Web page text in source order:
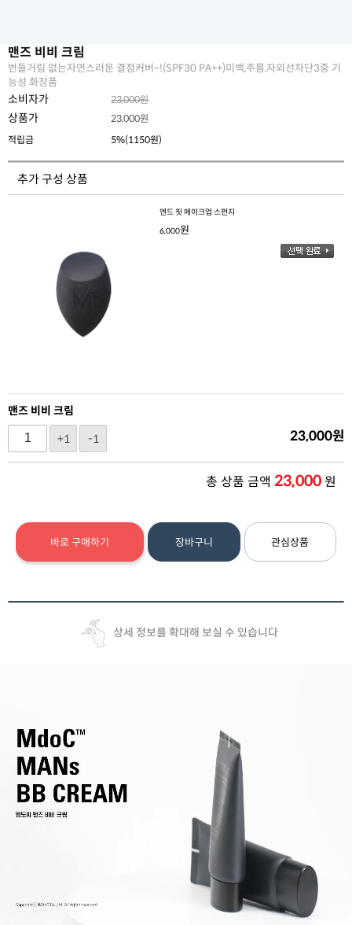
맨즈 비비 크림
번들거림 없는자연스러운 결점커버~!(SPF30 PA++)미백,주름,자외선차단3중 기
능성 화장품
소비자가 23,000원
상품가 23,000원
적립금
5%(1150원)
추가 구성 상품
엔드 핏 메이크업 스펀지
6,000원
맨즈 비비 크림
+1
-1 23,000원
총 상품 금액 23,000원
바로 구매하기 장바구니 관심상품
상세 정보를 확대해 보실 수 있습니다